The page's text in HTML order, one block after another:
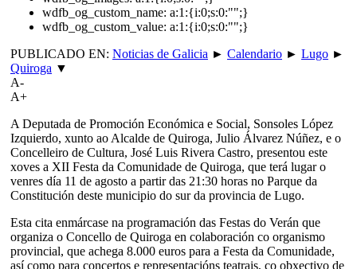
wdfb_og_custom_name: a:1:{i:0;s:0:"";}
wdfb_og_custom_value: a:1:{i:0;s:0:"";}
PUBLICADO EN: Noticias de Galicia ► Calendario ► Lugo ►
Quiroga ▼
A-
A+
A Deputada de Promoción Económica e Social, Sonsoles López
Izquierdo, xunto ao Alcalde de Quiroga, Julio Álvarez Núñez, e o
Concelleiro de Cultura, José Luis Rivera Castro, presentou este
xoves a XII Festa da Comunidade de Quiroga, que terá lugar o
venres día 11 de agosto a partir das 21:30 horas no Parque da
Constitución deste municipio do sur da provincia de Lugo.
Esta cita enmárcase na programación das Festas do Verán que
organiza o Concello de Quiroga en colaboración co organismo
provincial, que achega 8.000 euros para a Festa da Comunidade,
así como para concertos e representacións teatrais, co obxectivo de